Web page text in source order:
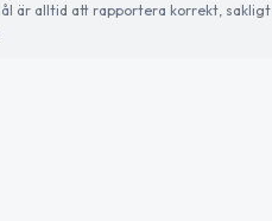
är alltid att rapportera korrekt,